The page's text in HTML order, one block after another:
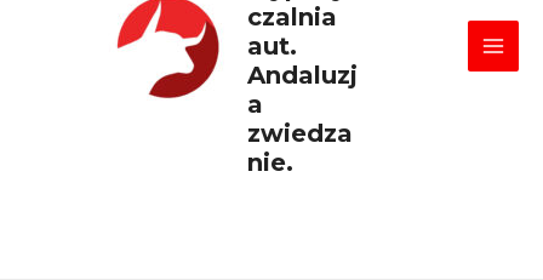
czalnia
aut.
Andaluzj
a
zwiedza
nie.